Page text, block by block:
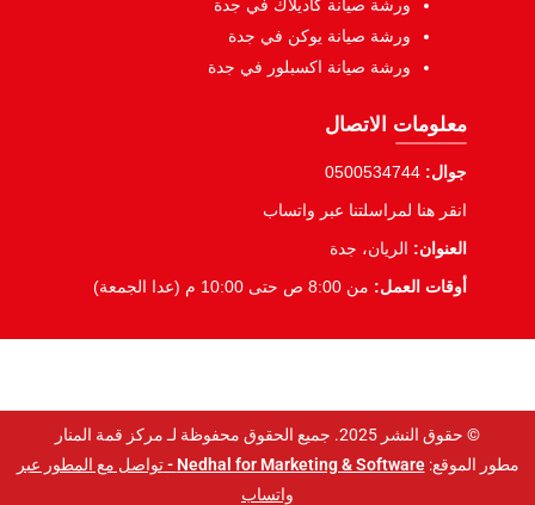
ورشة صيانة كاديلاك في جدة
ورشة صيانة يوكن في جدة
ورشة صيانة اكسبلور في جدة
معلومات الاتصال
جوال: 0500534744
انقر هنا لمراسلتنا عبر واتساب
العنوان: الريان، جدة
أوقات العمل: من 8:00 ص حتى 10:00 م (عدا الجمعة)
© حقوق النشر 2025. جميع الحقوق محفوظة لـ مركز قمة المنار
مطور الموقع:Nedhal for Marketing & Software -
تواصل مع المطور عبر
واتساب